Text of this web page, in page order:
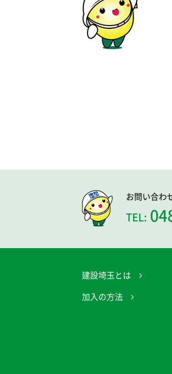
お問い合わ
TEL:
建設埼玉とは
加入の方法